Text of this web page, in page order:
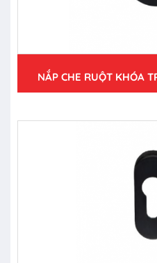
NẮP CHE RUỘT KHÓA